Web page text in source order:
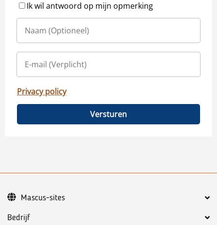
Ik wil antwoord op mijn opmerking
Privacy policy
Versturen
Bedrijf
Mascus-sites